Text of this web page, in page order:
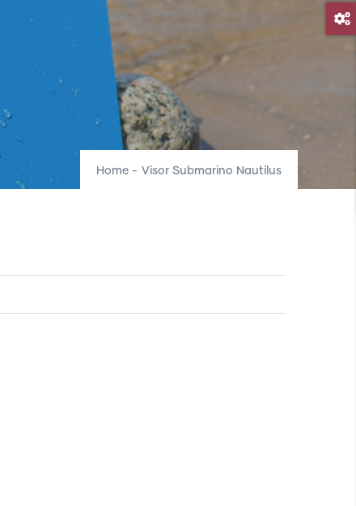
Home - Visor Submarino Nautilus